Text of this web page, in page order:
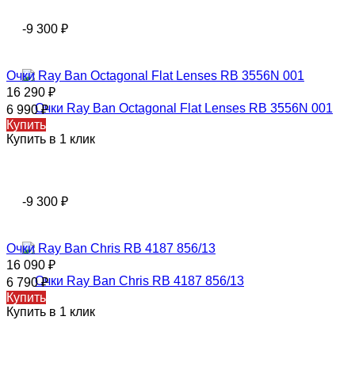
-9 300 ₽
Очки Ray Ban Octagonal Flat Lenses RB 3556N 001
16 290 ₽
6 990₽
Купить
Купить в 1 клик
-9 300 ₽
Очки Ray Ban Chris RB 4187 856/13
16 090 ₽
6 790₽
Купить
Купить в 1 клик